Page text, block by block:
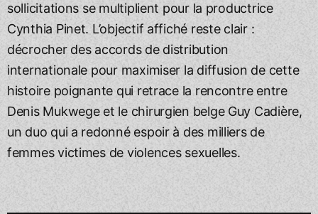
sollicitations se multiplient pour la productrice
Cynthia Pinet. L’objectif affiché reste clair :
décrocher des accords de distribution
internationale pour maximiser la diffusion de cette
histoire poignante qui retrace la rencontre entre
Denis Mukwege et le chirurgien belge Guy Cadière,
un duo qui a redonné espoir à des milliers de
femmes victimes de violences sexuelles.